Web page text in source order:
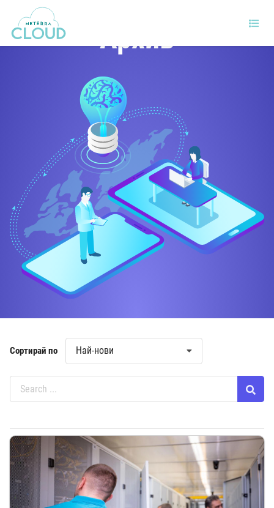
Архив
Сортирай по Най-нови